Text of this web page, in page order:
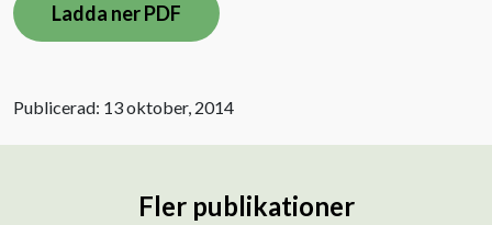
Ladda ner PDF
Publicerad: 13 oktober, 2014
Fler publikationer